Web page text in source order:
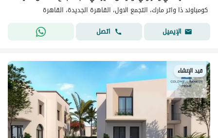
كومباوند ذا واتر مارك، التجمع الاول، القاهرة الجديدة، القاهرة
الإيميل
اتصل
قيد الإنشاء